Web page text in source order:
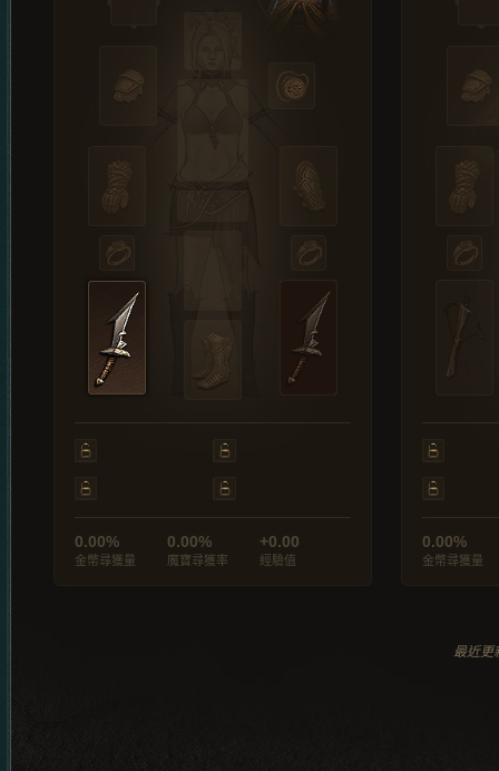
0.00%
金幣尋獲量
0.00%
魔寶尋獲率
+0.00
經驗值
0.00%
金幣尋獲量
最近更